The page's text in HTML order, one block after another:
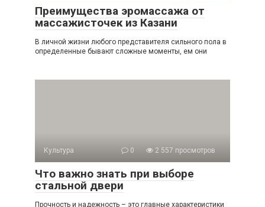
Преимущества эромассажа от
массажисточек из Казани
В личной жизни любого представителя сильного пола в
определенные бывают сложные моменты, ем они
Культура 0 2 557 просмотров
Что важно знать при выборе
стальной двери
Прочность и надежность – это главные характеристики